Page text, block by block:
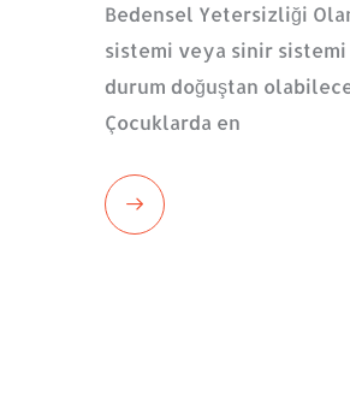
Bedensel Yetersizliği
sistemi veya sinir sistemi
durum doğuştan
Çocuklarda en
Read